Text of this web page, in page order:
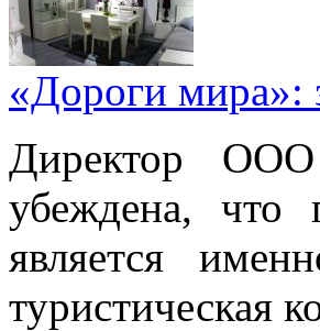
«Дороги мира»:
Директор
убеждена, что
является
туристическая